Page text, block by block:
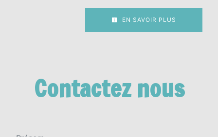
EN SAVOIR PLUS
Contactez nous